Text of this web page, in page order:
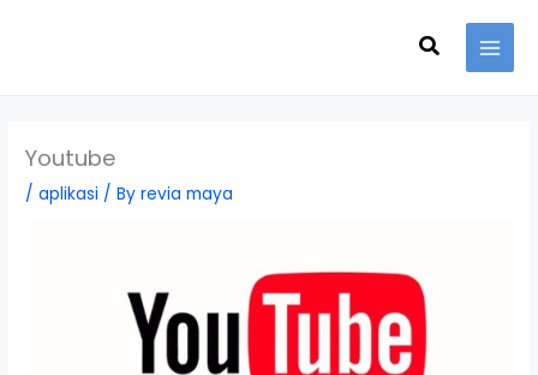
Search
Youtube
/aplikasi / Byrevia maya